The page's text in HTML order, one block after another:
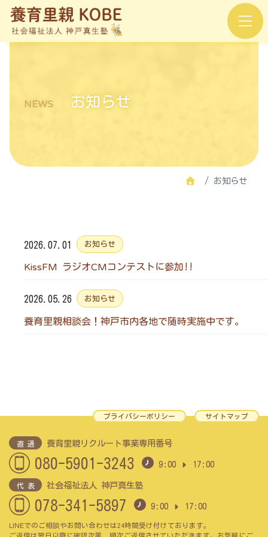
NEWS お知らせ
お知らせ
2026.07.01 お知らせ
KissFM ラジオCMコンテストに参加!!
2026.05.26 お知らせ
養育里親相談会！神戸市内各地で随時実施中です。
プライバシーポリシー サイトマップ
直 通 養育里親リクルート事業専用番号
080-5901-3243 9:00 17:00
代 表 社会福祉法人 神戸真生塾
078-341-5897 9:00 17:00
LINEでのご相談やお問い合わせは24時間受け付けております。
ご返信は翌日以降に確認次第、順次ご返信させていただきます。お気軽にご